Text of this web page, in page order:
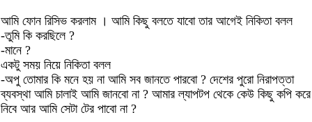
আমি ফোন রিসিভ করলাম । আমি কিছু বলতে যাবো তার আগেই নিকিতা বলল
-তুমি কি করছিলে ?
-মানে ?
একটু সময় নিয়ে নিকিতা বলল
-অপু তোমার কি মনে হয় না আমি সব জানতে পারবো ? দেশের পুরো নিরাপত্তা
ব্যবস্থা আমি চালাই আমি জানবো না ? আমার ল্যাপটপ থেকে কেউ কিছু কপি করে
নিবে আর আমি সেটা টের পাবো না ?